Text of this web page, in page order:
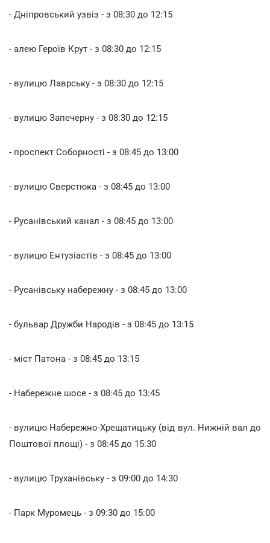
- Дніпровський узвіз - з 08:30 до 12:15
- алею Героїв Крут - з 08:30 до 12:15
- вулицю Лаврську - з 08:30 до 12:15
- вулицю Запечерну - з 08:30 до 12:15
- проспект Соборності - з 08:45 до 13:00
- вулицю Сверстюка - з 08:45 до 13:00
- Русанівський канал - з 08:45 до 13:00
- вулицю Ентузіастів - з 08:45 до 13:00
- Русанівську набережну - з 08:45 до 13:00
- бульвар Дружби Народів - з 08:45 до 13:15
- міст Патона - з 08:45 до 13:15
- Набережне шосе - з 08:45 до 13:45
- вулицю Набережно-Хрещатицьку (від вул. Нижній вал до
Поштової площі) - з 08:45 до 15:30
- вулицю Труханівську - з 09:00 до 14:30
- Парк Муромець - з 09:30 до 15:00